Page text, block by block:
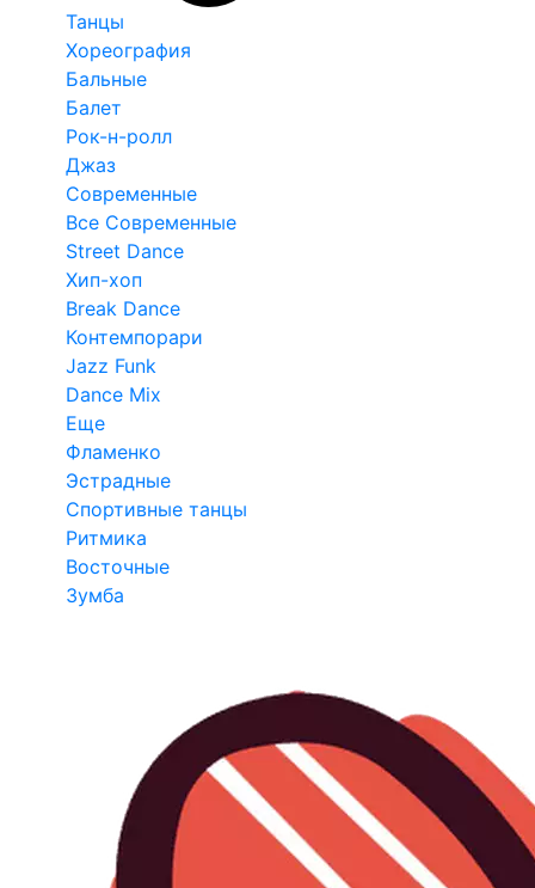
Танцы
Хореография
Бальные
Балет
Рок-н-ролл
Джаз
Современные
Все Современные
Street Dance
Хип-хоп
Break Dance
Контемпорари
Jazz Funk
Dance Mix
Еще
Фламенко
Эстрадные
Спортивные танцы
Ритмика
Восточные
Зумба